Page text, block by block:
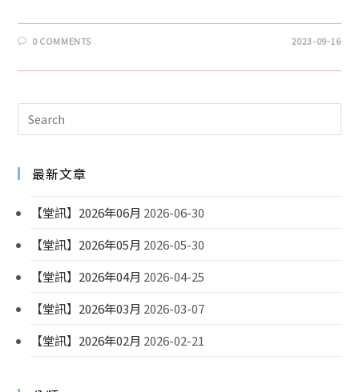
0 COMMENTS 2023-09-16
最新文章
【堂訊】2026年06月 2026-06-30
【堂訊】2026年05月 2026-05-30
【堂訊】2026年04月 2026-04-25
【堂訊】2026年03月 2026-03-07
【堂訊】2026年02月 2026-02-21